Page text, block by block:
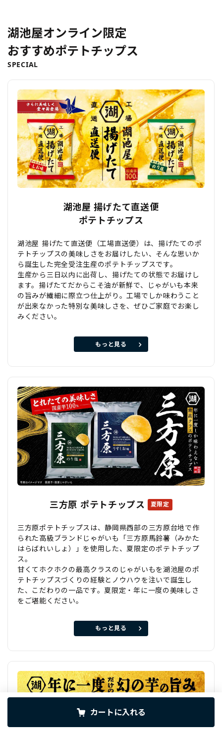
カートに入れる
湖池屋オンライン限定
おすすめポテトチップス
SPECIAL
湖池屋 揚げたて直送便
ポテトチップス
湖池屋 揚げたて直送便（工場直送便）は、揚げたてのポ
テトチップスの美味しさをお届けしたい、そんな思いか
ら誕生した完全受注生産のポテトチップスです。
生産から三日以内に出荷し、揚げたての状態でお届けし
ます。揚げたてだからこそ油が新鮮で、じゃがいも本来
の旨みが繊細に際立つ仕上がり。工場でしか味わうこと
が出来なかった特別な美味しさを、ぜひご家庭でお楽し
みください。
もっと見る
三方原 ポテトチップス 夏限定
三方原ポテトチップスは、静岡県西部の三方原台地で作
られた高級ブランドじゃがいも「三方原馬鈴薯（みかた
はらばれいしょ）」を使用した、夏限定のポテトチップ
ス。
甘くてホクホクの最高クラスのじゃがいもを湖池屋のポ
テトチップスづくりの経験とノウハウを注いで誕生し
た、こだわりの一品です。夏限定・年に一度の美味しさ
をご堪能ください。
もっと見る